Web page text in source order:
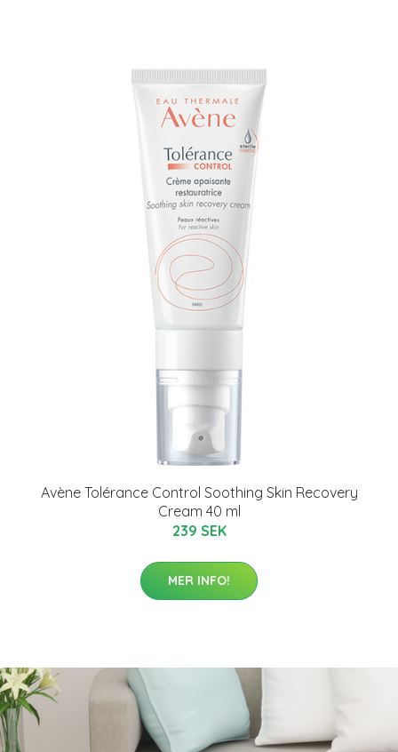
Avène Tolérance Control Soothing Skin Recovery
Cream 40 ml
239 SEK
MER INFO!